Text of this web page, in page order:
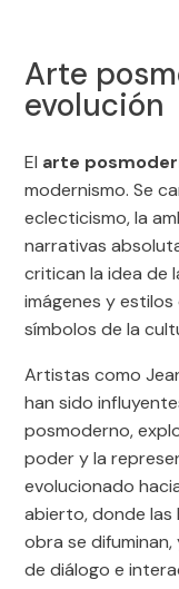
Arte
evolución
El arte
modernismo. Se
eclecticismo, la
narrativas
critican la idea de
imágenes y
símbolos de la
Artistas como
han sido
posmoderno,
poder y la
evolucionado
abierto, donde
obra se
de diálogo e